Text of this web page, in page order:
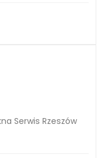
Serwis Rzeszów